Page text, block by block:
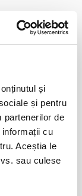
și
și pentru
partenerilor de
cu
Aceștia le
sau culese